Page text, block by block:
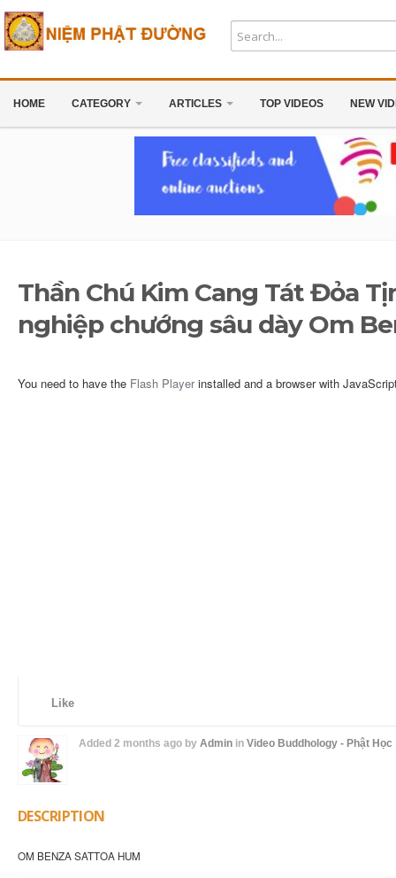
HOME CATEGORY ARTICLES TOP VIDEOS NEW
Thần Chú Kim Cang Tát Đỏa
nghiệp chướng sâu dày Om
You need to have the Flash Playerinstalled and a browser with
Like
Added 2 months agoby Adminin Video Buddhology - Phật Học
DESCRIPTION
OM BENZA SATTOA HUM